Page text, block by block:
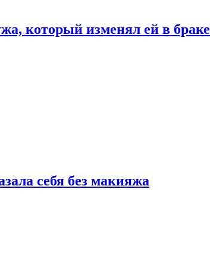
который изменял ей в браке
себя без макияжа